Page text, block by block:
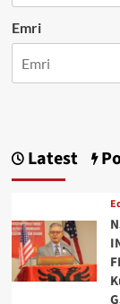
Emri
Latest